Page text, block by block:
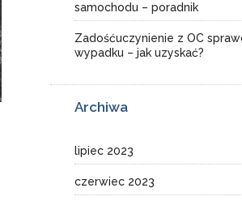
samochodu – poradnik
Zadośćuczynienie z OC
wypadku – jak uzyskać?
Archiwa
lipiec 2023
czerwiec 2023